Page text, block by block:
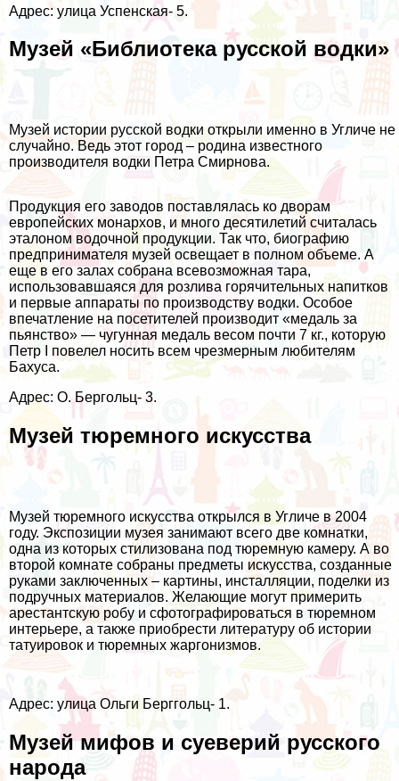
Адрес: улица Успенская- 5.
Музей «Библиотека русской водки»
Музей истории русской водки открыли именно в Угличе не
случайно. Ведь этот город – родина известного
производителя водки Петра Смирнова.
Продукция его заводов поставлялась ко дворам
европейских монархов, и много десятилетий считалась
эталоном водочной продукции. Так что, биографию
предпринимателя музей освещает в полном объеме. А
еще в его залах собрана всевозможная тара,
использовавшаяся для розлива горячительных напитков
и первые аппараты по производству водки. Особое
впечатление на посетителей производит «медаль за
пьянство» — чугунная медаль весом почти 7 кг., которую
Петр I повелел носить всем чрезмерным любителям
Бахуса.
Адрес: О. Бергольц- 3.
Музей тюремного искусства
Музей тюремного искусства открылся в Угличе в 2004
году. Экспозиции музея занимают всего две комнатки,
одна из которых стилизована под тюремную камеру. А во
второй комнате собраны предметы искусства, созданные
руками заключенных – картины, инсталляции, поделки из
подручных материалов. Желающие могут примерить
арестантскую робу и сфотографироваться в тюремном
интерьере, а также приобрести литературу об истории
татуировок и тюремных жаргонизмов.
Адрес: улица Ольги Берггольц- 1.
Музей мифов и суеверий русского
народа